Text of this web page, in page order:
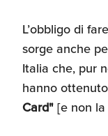
L’obbligo di
sorge anche
Italia che, pur
hanno
Card"[e non